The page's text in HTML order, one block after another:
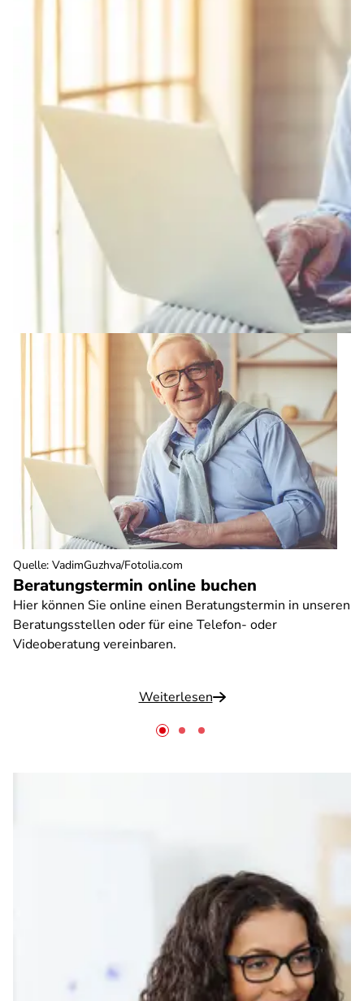
Beratungstermin online buchen
Hier können Sie online einen Beratungstermin in unseren
Beratungsstellen oder für eine Telefon- oder
Videoberatung vereinbaren.
Weiterlesen
Quelle: VadimGuzhva/Fotolia.com